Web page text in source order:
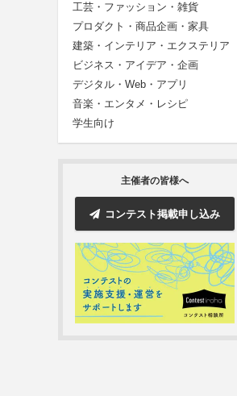
工芸・ファッション・雑貨
プロダクト・商品企画・家具
建築・インテリア・エクステリア
ビジネス・アイデア・企画
デジタル・Web・アプリ
音楽・エンタメ・レシピ
学生向け
主催者の皆様へ
コンテスト掲載申し込み